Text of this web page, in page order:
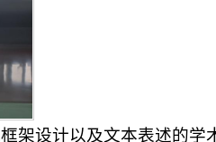
架设计以及文本表述的学